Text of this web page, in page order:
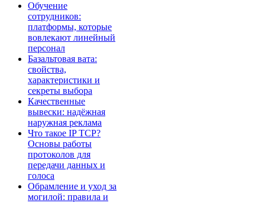
Обучение
сотрудников:
платформы, которые
вовлекают линейный
персонал
Базальтовая вата:
свойства,
характеристики и
секреты выбора
Качественные
вывески: надёжная
наружная реклама
Что такое IP TCP?
Основы работы
протоколов для
передачи данных и
голоса
Обрамление и уход за
могилой: правила и